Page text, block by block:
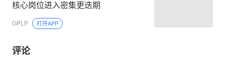
核心岗位进入密集更迭期
GPLP 打开APP
评论